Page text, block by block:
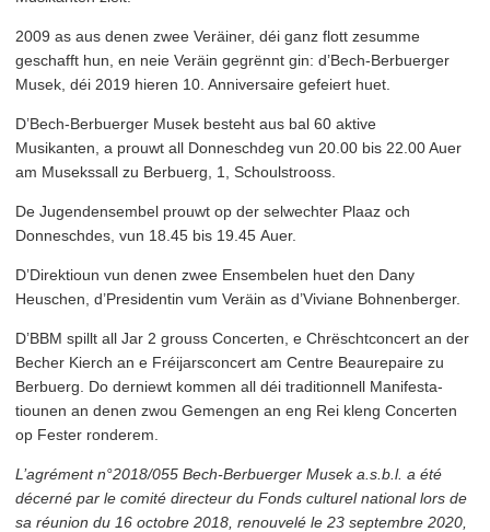
2009 as aus denen zwee Veräiner, déi ganz flott zesumme
geschafft hun, en neie Veräin gegrënnt gin: d’Bech-Berbuerger
Musek, déi 2019 hieren 10. Anniver­saire gefeiert huet.
D’Bech-Berbuerger Musek besteht aus bal 60 aktive
Musikanten, a prouwt all Donneschdeg vun 20.00 bis 22.00 Auer
am Musekssall zu Berbuerg, 1, Schoulstrooss.
De Jugen­densem­bel prouwt op der selwechter Plaaz och
Donneschdes, vun 18.45 bis 19.45 Auer.
D’Di­rek­tioun vun denen zwee Ensembelen huet den Dany
Heuschen, d’Pres­i­dentin vum Veräin as d’Viviane Bohnenberger.
D’BBM spillt all Jar 2 grouss Concerten, e Chrëscht­con­cert an der
Becher Kierch an e Fréi­jarscon­cert am Centre Beaurepaire zu
Berbuerg. Do derniewt kommen all déi tra­di­tion­nell Man­i­fes­ta­
tiounen an denen zwou Gemengen an eng Rei kleng Concerten
op Fester ronderem.
L’agrément n°2018/055 Bech-Berbuerger Musek a.s.b.l. a été
décerné par le comité directeur du Fonds culturel national lors de
sa réunion du 16 octobre 2018, renouvelé le 23 septembre 2020,